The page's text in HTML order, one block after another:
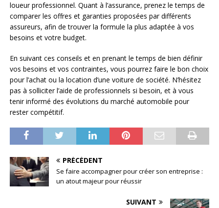
loueur professionnel. Quant à l’assurance, prenez le temps de
comparer les offres et garanties proposées par différents
assureurs, afin de trouver la formule la plus adaptée à vos
besoins et votre budget.
En suivant ces conseils et en prenant le temps de bien définir
vos besoins et vos contraintes, vous pourrez faire le bon choix
pour l’achat ou la location d’une voiture de société. N’hésitez
pas à solliciter l’aide de professionnels si besoin, et à vous
tenir informé des évolutions du marché automobile pour
rester compétitif.
PRÉCÉDENT
Se faire accompagner pour créer son entreprise :
un atout majeur pour réussir
SUIVANT